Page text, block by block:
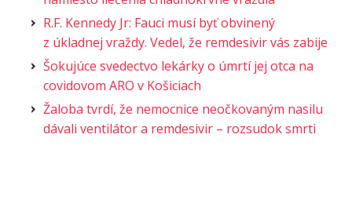
R.F. Kennedy Jr: Fauci musí byť obvinený
z úkladnej vraždy. Vedel, že remdesivir vás zabije
Šokujúce svedectvo lekárky o úmrtí jej otca na
covidovom ARO v Košiciach
Žaloba tvrdí, že nemocnice neočkovaným nasilu
dávali ventilátor a remdesivir – rozsudok smrti